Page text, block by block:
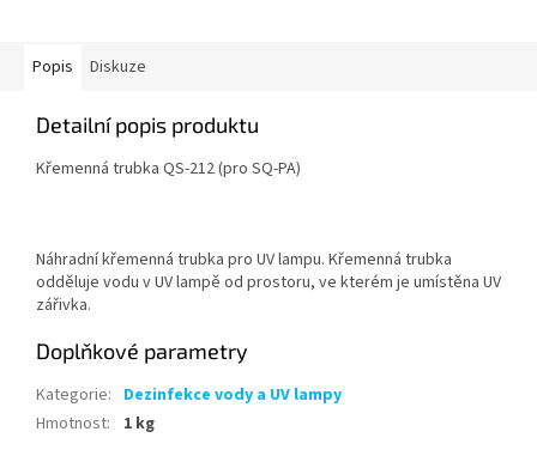
Popis Diskuze
Detailní popis produktu
Křemenná trubka QS-212 (pro SQ-PA)
Náhradní křemenná trubka pro UV lampu. Křemenná trubka
odděluje vodu v UV lampě od prostoru, ve kterém je umístěna UV
zářivka.
Doplňkové parametry
Kategorie: Dezinfekce vody a UV lampy
Hmotnost: 1 kg